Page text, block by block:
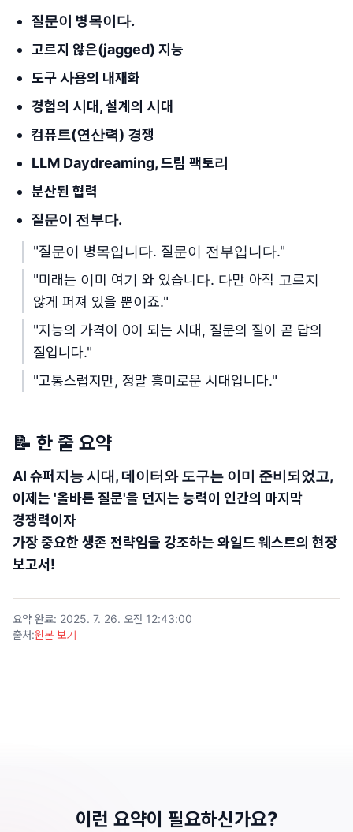
질문이 병목이다.
고르지 않은(jagged) 지능
도구 사용의 내재화
경험의 시대, 설계의 시대
컴퓨트(연산력) 경쟁
LLM Daydreaming, 드림 팩토리
분산된 협력
질문이 전부다.
"질문이 병목입니다. 질문이 전부입니다."
"미래는 이미 여기 와 있습니다. 다만 아직 고르지
않게 퍼져 있을 뿐이죠."
"지능의 가격이 0이 되는 시대, 질문의 질이 곧 답의
질입니다."
"고통스럽지만, 정말 흥미로운 시대입니다."
📝 한 줄 요약
AI 슈퍼지능 시대, 데이터와 도구는 이미 준비되었고,
이제는 '올바른 질문'을 던지는 능력이 인간의 마지막
경쟁력이자
가장 중요한 생존 전략임을 강조하는 와일드 웨스트의 현장
보고서!
요약 완료: 2025. 7. 26. 오전 12:43:00
출처:원본 보기
이런 요약이 필요하신가요?